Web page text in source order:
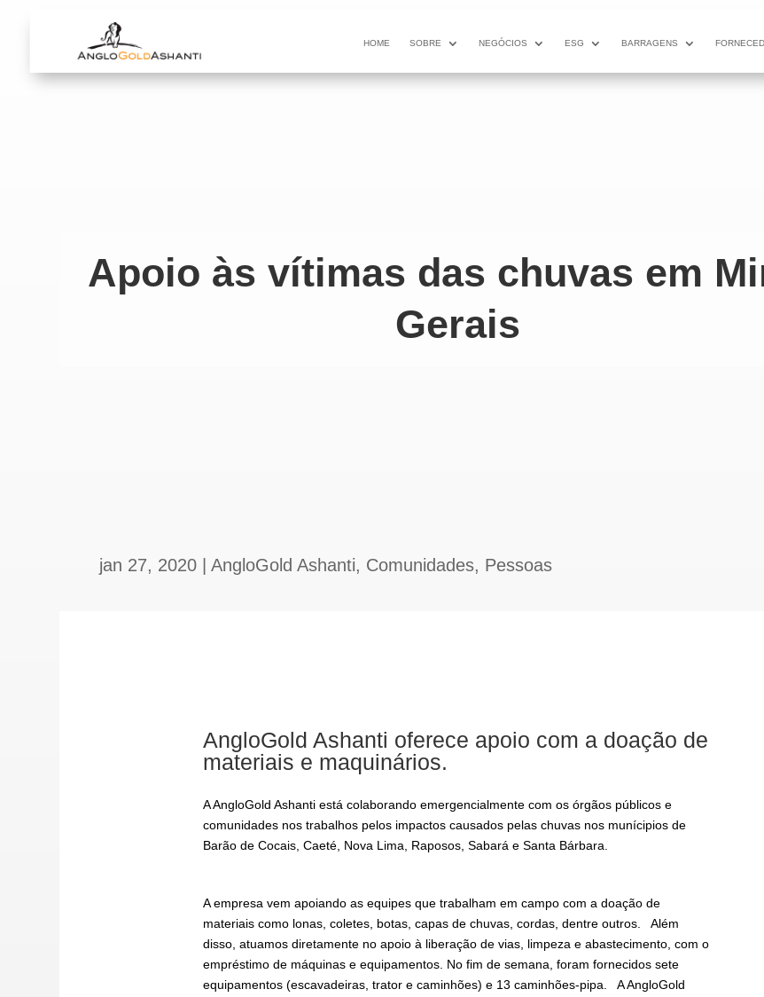
HOME SOBRE NEGÓCIOS ESG BARRAGENS
Apoio às vítimas das chuvas em
Gerais
jan 27, 2020 |AngloGold Ashanti, Comunidades, Pessoas
AngloGold Ashanti oferece apoio com a doação de
materiais e maquinários.
A AngloGold Ashanti está colaborando emergencialmente com os órgãos públicos e
comunidades nos trabalhos pelos impactos causados pelas chuvas nos munícipios de
Barão de Cocais, Caeté, Nova Lima, Raposos, Sabará e Santa Bárbara.
A empresa vem apoiando as equipes que trabalham em campo com a doação de
materiais como lonas, coletes, botas, capas de chuvas, cordas, dentre outros. Além
disso, atuamos diretamente no apoio à liberação de vias, limpeza e abastecimento, com o
empréstimo de máquinas e equipamentos. No fim de semana, foram fornecidos sete
equipamentos (escavadeiras, trator e caminhões) e 13 caminhões-pipa. A AngloGold